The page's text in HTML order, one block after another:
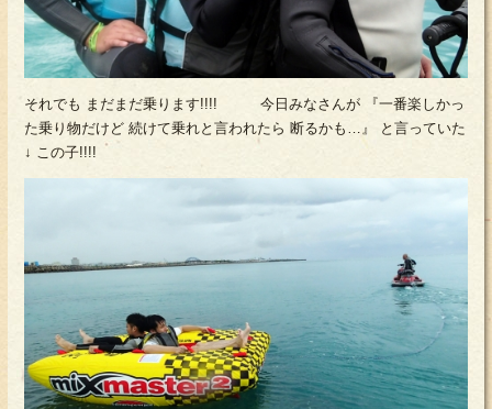
それでも まだまだ乗ります!!!! 今日みなさんが 『一番楽しかっ
た乗り物だけど 続けて乗れと言われたら 断るかも…』 と言っていた
↓ この子!!!!